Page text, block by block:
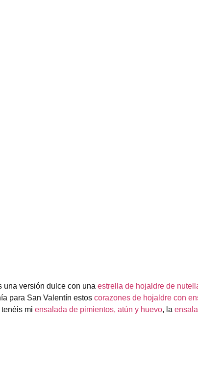
una versión dulce con una estrella de hojaldre de
para San Valentín estos corazones de hojaldre con
mi ensalada de pimientos, atún y huevo, la